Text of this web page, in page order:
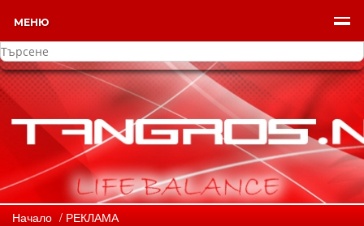
МЕНЮ
Начало / РЕКЛАМА